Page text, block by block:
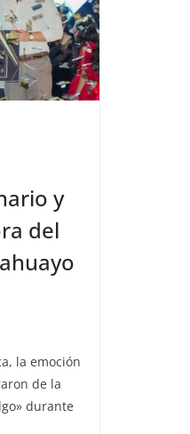
y
del
la emoción
de la
durante